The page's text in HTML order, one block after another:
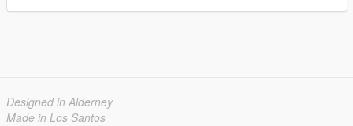
Designed in Alderney
Made in Los Santos